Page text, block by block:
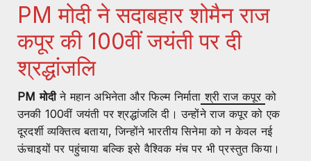
PM मोदी ने सदाबहार शोमैन राज
कपूर की 100वीं जयंती पर दी
श्रद्धांजलि
PM मोदीने महान अभिनेता और फिल्म निर्माता श्री राज कपूरको
उनकी 100वीं जयंती पर श्रद्धांजलि दी। उन्होंने राज कपूर को एक
दूरदर्शी व्यक्तित्व बताया, जिन्होंने भारतीय सिनेमा को न केवल नई
ऊंचाइयों पर पहुंचाया बल्कि इसे वैश्विक मंच पर भी प्रस्तुत किया।